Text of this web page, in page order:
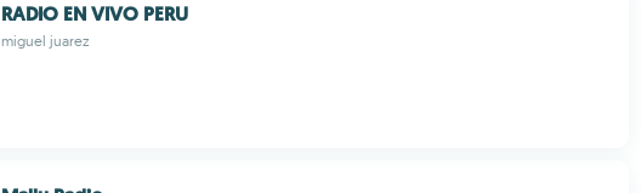
RADIO EN VIVO PERU
miguel juarez